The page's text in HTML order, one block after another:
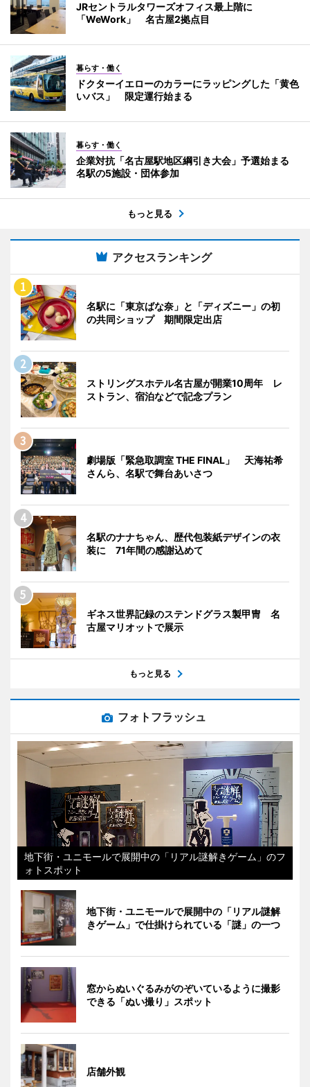
JRセントラルタワーズオフィス最上階に
「WeWork」 名古屋2拠点目
暮らす・働く
ドクターイエローのカラーにラッピングした「黄色
いバス」 限定運行始まる
暮らす・働く
企業対抗「名古屋駅地区綱引き大会」予選始まる
名駅の5施設・団体参加
もっと見る
アクセスランキング
名駅に「東京ばな奈」と「ディズニー」の初
の共同ショップ 期間限定出店
ストリングスホテル名古屋が開業10周年 レ
ストラン、宿泊などで記念プラン
劇場版「緊急取調室 THE FINAL」 天海祐希
さんら、名駅で舞台あいさつ
名駅のナナちゃん、歴代包装紙デザインの衣
装に 71年間の感謝込めて
ギネス世界記録のステンドグラス製甲冑 名
古屋マリオットで展示
もっと見る
フォトフラッシュ
地下街・ユニモールで展開中の「リアル謎解きゲーム」のフ
ォトスポット
地下街・ユニモールで展開中の「リアル謎解
きゲーム」で仕掛けられている「謎」の一つ
窓からぬいぐるみがのぞいているように撮影
できる「ぬい撮り」スポット
店舗外観